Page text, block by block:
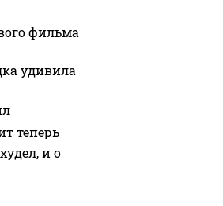
фильма
удивила
теперь
и о